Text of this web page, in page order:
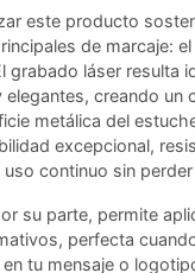
este producto
de marcaje: el
grabado láser resulta
elegantes, creando un
metálica del
excepcional,
continuo sin
su parte, permite
perfecta
tu mensaje o